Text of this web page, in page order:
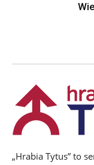
„Hrabia Tytus” to